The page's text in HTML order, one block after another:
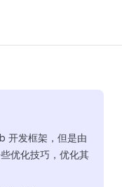
开发框架，但是由
优化技巧，优化其